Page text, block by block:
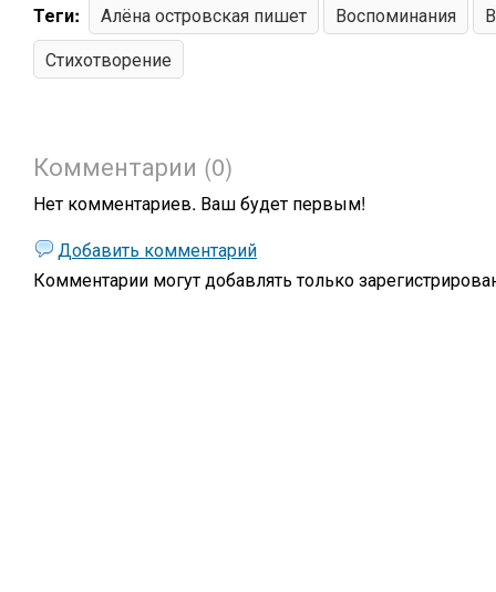
Теги: Алёна островская пишет Воспоминания
Стихотворение
Комментарии (0)
Нет комментариев. Ваш будет первым!
Добавить комментарий
Комментарии могут добавлять только